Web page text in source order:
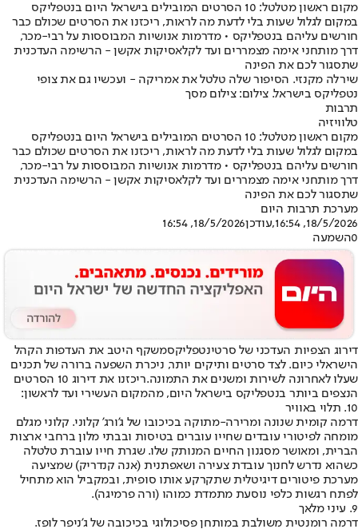
מקום ראשון מטלטל: 10 הסרטים המובילים בישראל היום בנטפליקס
במקום לגלול שעות בלי לדעת מה לראות, ריכזנו את הסרטים שכולם כבר
חורשים עליהם בנטפליקס • מדרמות אנושיות המבוססות על רבי-מכר,
דרך מותחני אימה מצמררים ועד לקלאסיקות אקשן - הרשימה העדכנית
שתסגור לכם את הפינה
שירלה מקנזי. הסיפור שלה טלטל את אמריקה - ועכשיו גם את צופי
נטפליקס בישראל. צילום: צילום מסך
תרבות
טלוויזיה
מקום ראשון מטלטל: 10 הסרטים המובילים בישראל היום בנטפליקס
במקום לגלול שעות בלי לדעת מה לראות, ריכזנו את הסרטים שכולם כבר
חורשים עליהם בנטפליקס • מדרמות אנושיות המבוססות על רבי-מכר,
דרך מותחני אימה מצמררים ועד לקלאסיקות אקשן - הרשימה העדכנית
שתסגור לכם את הפינה
מערכת תרבות היום
18/5/2026, 16:54
,עודכן18/5/2026, 16:54
0השמעה
דירוג הצפיות העדכני של סרטינטפליקסמשקף היטב את העדפות הקהל
הישראלי כיום. לצד סרטים ותיקים יותר, ניכרת השפעה ברורה של תכנים
שעלו לאחרונה לשירות ומשנים את התמונה.
ריכזנו את דירוג 10 הסרטים
הנצפים ביותר בנטפליקס בישראל היום, מהמקום העשירי ועד לראשון:
10. תלוי באוויר
דרמה קומית שנונה ומרירה-מתוקה בכיכובו של ג'ורג' קלוני. קלוני מגלם
מומחה לפיטורי עובדים שחייו עוברים בטיסות ובבתי מלון ברחבי ארצות
הברית, ומאושר מסגנון החיים המנותק שלו. שגרת חייו עוברת טלטלה
כשהוא נדרש לחנוך עובדת צעירה ושאפתנית (אנה קנדריק) שמציעה
מערכת פיטורים דיגיטלית שתקרקע אותו סופית, ובמקביל הוא מתחיל
לפתח רגשות כלפי נוסעת מתמדת כמוהו (ורה פרמיגה).
9. עיני מלאך
דרמה רומנטית משולבת במותחן פסיכולוגי בכיכובה של ג'ניפר לופז.